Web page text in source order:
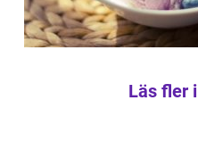
Läs fler